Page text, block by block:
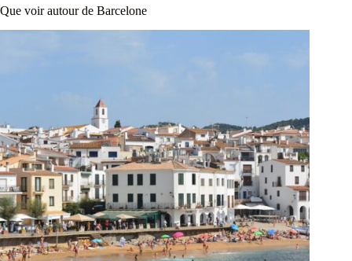
Que voir autour de Barcelone